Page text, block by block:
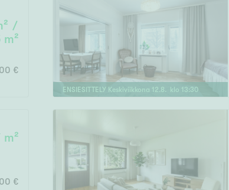
/
€
ENSIESITTELY Keskiviikkona 12.8. klo 13:30
€